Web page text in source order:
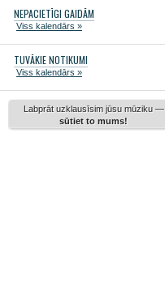
NEPACIETĪGI GAIDĀM
Viss kalendārs »
TUVĀKIE NOTIKUMI
Viss kalendārs »
Labprāt uzklausīsim jūsu mūziku —
sūtiet to mums!